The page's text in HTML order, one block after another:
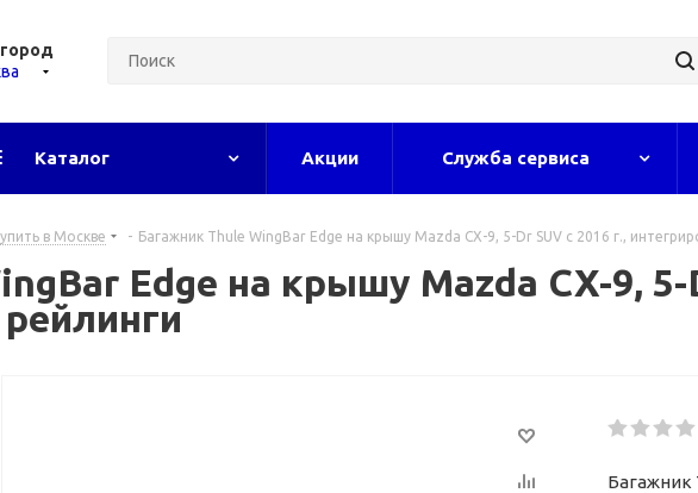
Каталог Акции Служба сервиса
в Москве - Багажник Thule WingBar Edge на крышу Mazda CX-9, 5-Dr SUV с 2016 г.,
Edge на крышу Mazda CX-9, 5-
Багажник